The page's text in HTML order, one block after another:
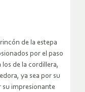
de la estepa
por el paso
los de la cordillera,
ya sea por su
su impresionante